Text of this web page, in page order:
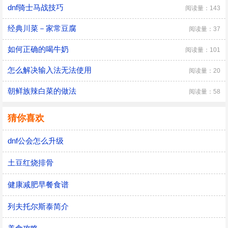
dnf骑士马战技巧 阅读量：143
经典川菜－家常豆腐 阅读量：37
如何正确的喝牛奶 阅读量：101
怎么解决输入法无法使用 阅读量：20
朝鲜族辣白菜的做法 阅读量：58
猜你喜欢
dnf公会怎么升级
土豆红烧排骨
健康减肥早餐食谱
列夫托尔斯泰简介